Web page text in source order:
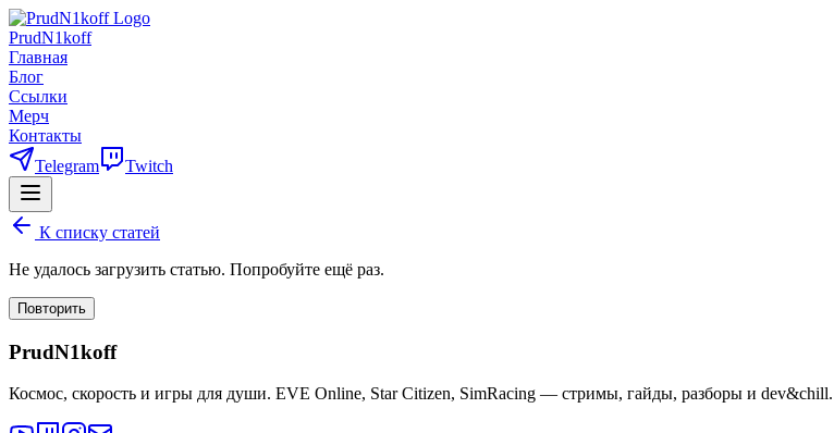
PrudN1koff
Главная
Блог
Ссылки
Мерч
Контакты
Telegram
Twitch
К списку статей
Не удалось загрузить статью. Попробуйте ещё раз.
Повторить
PrudN1koff
Космос, скорость и игры для души. EVE Online, Star Citizen, SimRacing — стримы, гайды, разборы и dev&chill.